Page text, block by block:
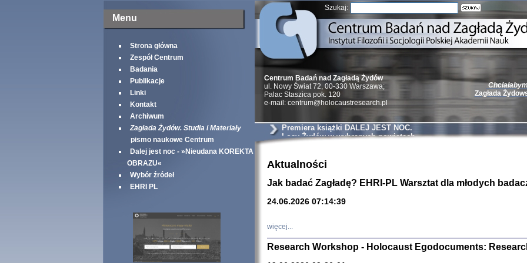
Menu
Strona główna
Zespół Centrum
Badania
Publikacje
Linki
Kontakt
Archiwum
Zagłada Żydów. Studia i Materiały
pismo naukowe Centrum
Dalej jest noc - »Nieudana KOREKTA
OBRAZU«
Wybór źródeł
EHRI PL
Szukaj:
Zagłada
Natalia Aleksiun,
Deborah Dash
Turski, Laurence
Centrum Badań nad Zagładą Żydów
ul. Nowy Świat 72, 00-330 Warszawa;
Palac Staszica pok. 120
e-mail: centrum@holocaustresearch.pl
Premiera książki DALEJ JEST NOC.
Losy Żydów w wybranych powiatach
Aktualności
Jak badać Zagładę? EHRI-PL Warsztat dla młodych
24.06.2026 07:14:39
więcej...
Research Workshop - Holocaust Egodocuments: